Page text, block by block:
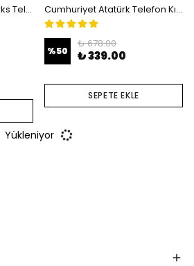
Atatürk Father of the Turks Telefon Kılıfı Cumhuriyet Atatürk Telefon Kılıfı
%50
₺ 678.00
₺ 339.00
SEPETE EKLE
Yükleniyor